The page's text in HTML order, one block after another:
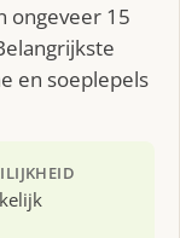
ongeveer 15
en soeplepels